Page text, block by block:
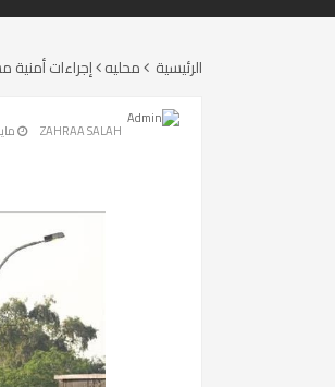
الرئيسية محليه إجراءات
ZAHRAA SALAH مايو